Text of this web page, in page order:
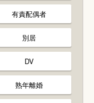
有責配偶者
別居
DV
熟年離婚